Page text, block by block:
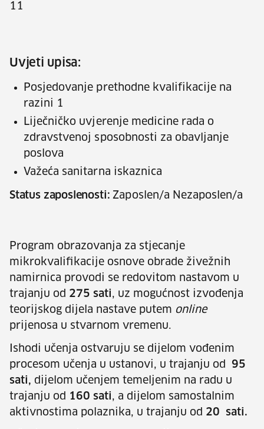
11
Uvjeti upisa:
Posjedovanje prethodne kvalifikacije na
razini 1
Liječničko uvjerenje medicine rada o
zdravstvenoj sposobnosti za obavljanje
poslova
Važeća sanitarna iskaznica
Status zaposlenosti: Zaposlen/a Nezaposlen/a
Program obrazovanja za stjecanje
mikrokvalifikacije osnove obrade živežnih
namirnica provodi se redovitom nastavom u
trajanju od 275 sati, uz mogućnost izvođenja
teorijskog dijela nastave putem online
prijenosa u stvarnom vremenu.
Ishodi učenja ostvaruju se dijelom vođenim
procesom učenja u ustanovi, u trajanju od 95
sati, dijelom učenjem temeljenim na radu u
trajanju od 160 sati, a dijelom samostalnim
aktivnostima polaznika, u trajanju od 20 sati.